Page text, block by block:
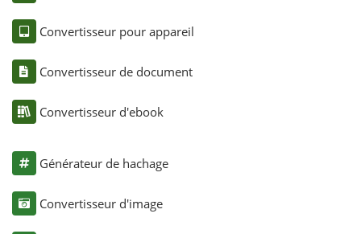
Convertisseur pour appareil
Convertisseur de document
Convertisseur d'ebook
Générateur de hachage
Convertisseur d'image